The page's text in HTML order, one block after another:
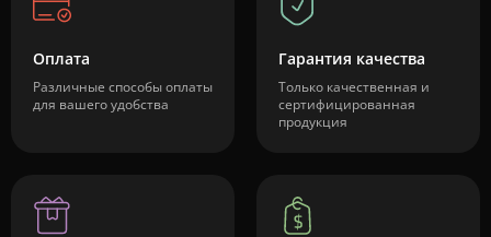
Оплата
Различные способы оплаты
для вашего удобства
Гарантия качества
Только качественная и
сертифицированная
продукция